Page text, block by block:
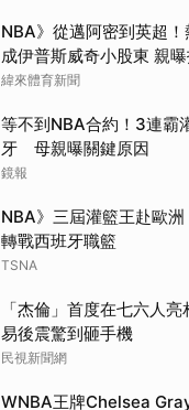
NBA》從邁阿密到英超
成伊普斯威奇小股東 親
口號
緯來體育新聞
等不到NBA合約！3連霸
牙 母親曝關鍵原因
鏡報
NBA》三屆灌籃王赴歐
轉戰西班牙職籃
TSNA
「杰倫」首度在七六人
易後震驚到砸手機
民視新聞網
WNBA王牌Chelsea